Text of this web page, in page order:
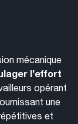
mécanique
l’effort
opérant
une
et